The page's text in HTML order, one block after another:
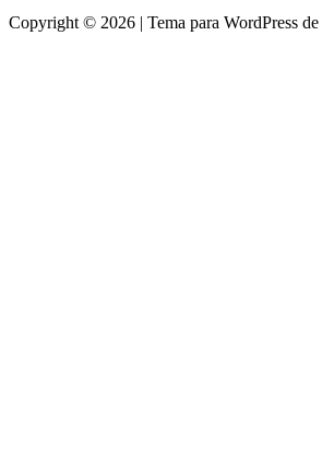
Copyright © 2026 | Tema para WordPress de